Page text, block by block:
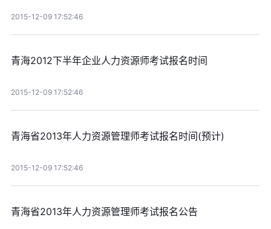
2015-12-09 17:52:46
青海2012下半年企业人力资源师考试报名时间
2015-12-09 17:52:46
青海省2013年人力资源管理师考试报名时间(预计)
2015-12-09 17:52:46
青海省2013年人力资源管理师考试报名公告